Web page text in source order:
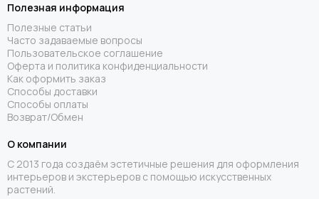
Полезная информация
Полезные статьи
Часто задаваемые вопросы
Пользовательское соглашение
Оферта и политика конфиденциальности
Как оформить заказ
Способы доставки
Способы оплаты
Возврат/Обмен
О компании
С 2013 года создаём эстетичные решения для оформления
интерьеров и экстерьеров с помощью искусственных
растений.